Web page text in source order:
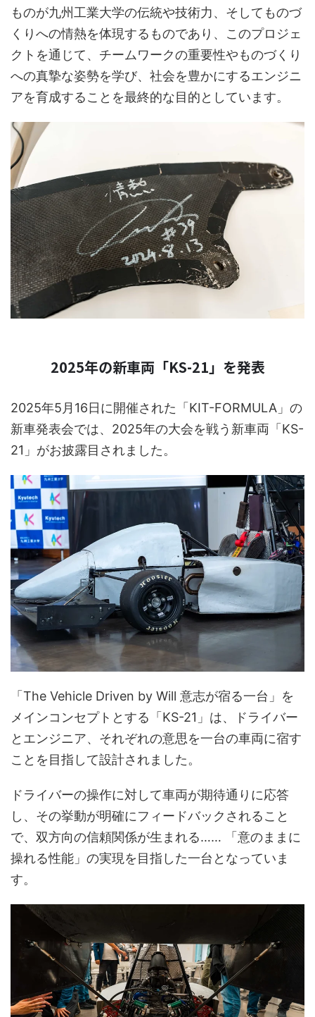
ものが九州工業大学の伝統や技術力、そしてものづ
くりへの情熱を体現するものであり、このプロジェ
クトを通じて、チームワークの重要性やものづくり
への真摯な姿勢を学び、社会を豊かにするエンジニ
アを育成することを最終的な目的としています。
2025年の新車両「KS-21」を発表
2025年5月16日に開催された「KIT-FORMULA」の
新車発表会では、2025年の大会を戦う新車両「KS-
21」がお披露目されました。
「The Vehicle Driven by Will 意志が宿る一台」を
メインコンセプトとする「KS-21」は、ドライバー
とエンジニア、それぞれの意思を一台の車両に宿す
ことを目指して設計されました。
ドライバーの操作に対して車両が期待通りに応答
し、その挙動が明確にフィードバックされること
で、双方向の信頼関係が生まれる…… 「意のままに
操れる性能」の実現を目指した一台となっていま
す。